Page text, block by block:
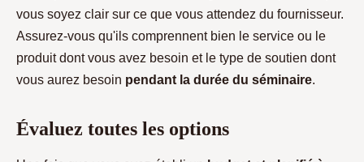
vous soyez clair sur ce que vous attendez du fournisseur.
Assurez-vous qu'ils comprennent bien le service ou le
produit dont vous avez besoin et le type de soutien dont
vous aurez besoin pendant la durée du séminaire.
Évaluez toutes les options